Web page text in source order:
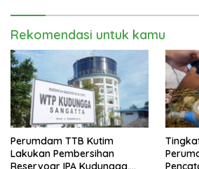
Rekomendasi untuk kamu
Perumdam TTB Kutim
Lakukan Pembersihan
Reservoar IPA Kudungga,